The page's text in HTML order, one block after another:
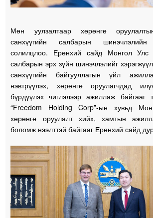
Мөн уулзалтаар хөрөнгө
санхүүгийн салбарын
солилцлоо. Ерөнхий сайд Монгол Улс
салбарын эрх зүйн шинэчлэлийг
санхүүгийн байгууллагын үйл
нэвтрүүлэх, хөрөнгө оруулагчдад
бүрдүүлэх чиглэлээр ажиллаж байгааг
“Freedom Holding Corp”-ын хувьд
хөрөнгө оруулалт хийх, хамтын
боломж нээлттэй байгааг Ерөнхий сайд